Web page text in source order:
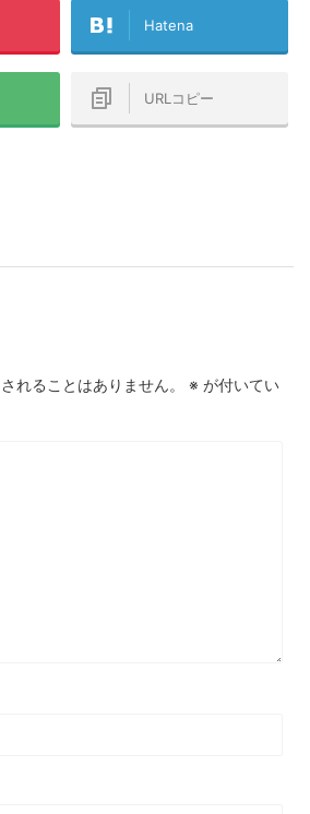
Hatena
URLコピー
れることはありません。 ※ が付いてい